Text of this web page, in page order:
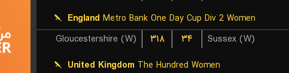
England Metro Bank One Day Cup Div 2 Women
Gloucestershire (W)
۳۱۸ ۳۴ Sussex (W)
United Kingdom The Hundred Women